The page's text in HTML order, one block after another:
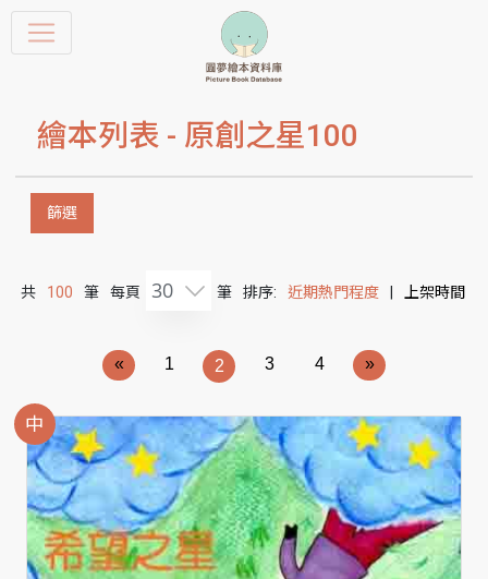
繪本列表 - 原創之星100
篩選
共 100 筆 每頁 30 筆 排序: 近期熱門程度 上架時間
« 1 2 3 4 »
中